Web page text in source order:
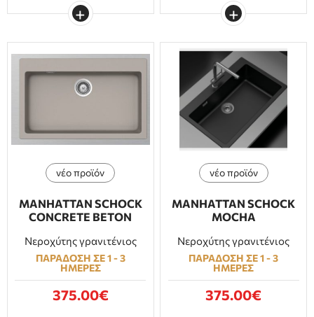
νέο προϊόν
MANHATTAN SCHOCK
CONCRETE BETON
Νεροχύτης γρανιτένιος
ΠΑΡΑΔΟΣΗ ΣΕ 1 - 3
ΗΜΕΡΕΣ
375.00€
νέο προϊόν
MANHATTAN SCHOCK
MOCHA
Νεροχύτης γρανιτένιος
ΠΑΡΑΔΟΣΗ ΣΕ 1 - 3
ΗΜΕΡΕΣ
375.00€